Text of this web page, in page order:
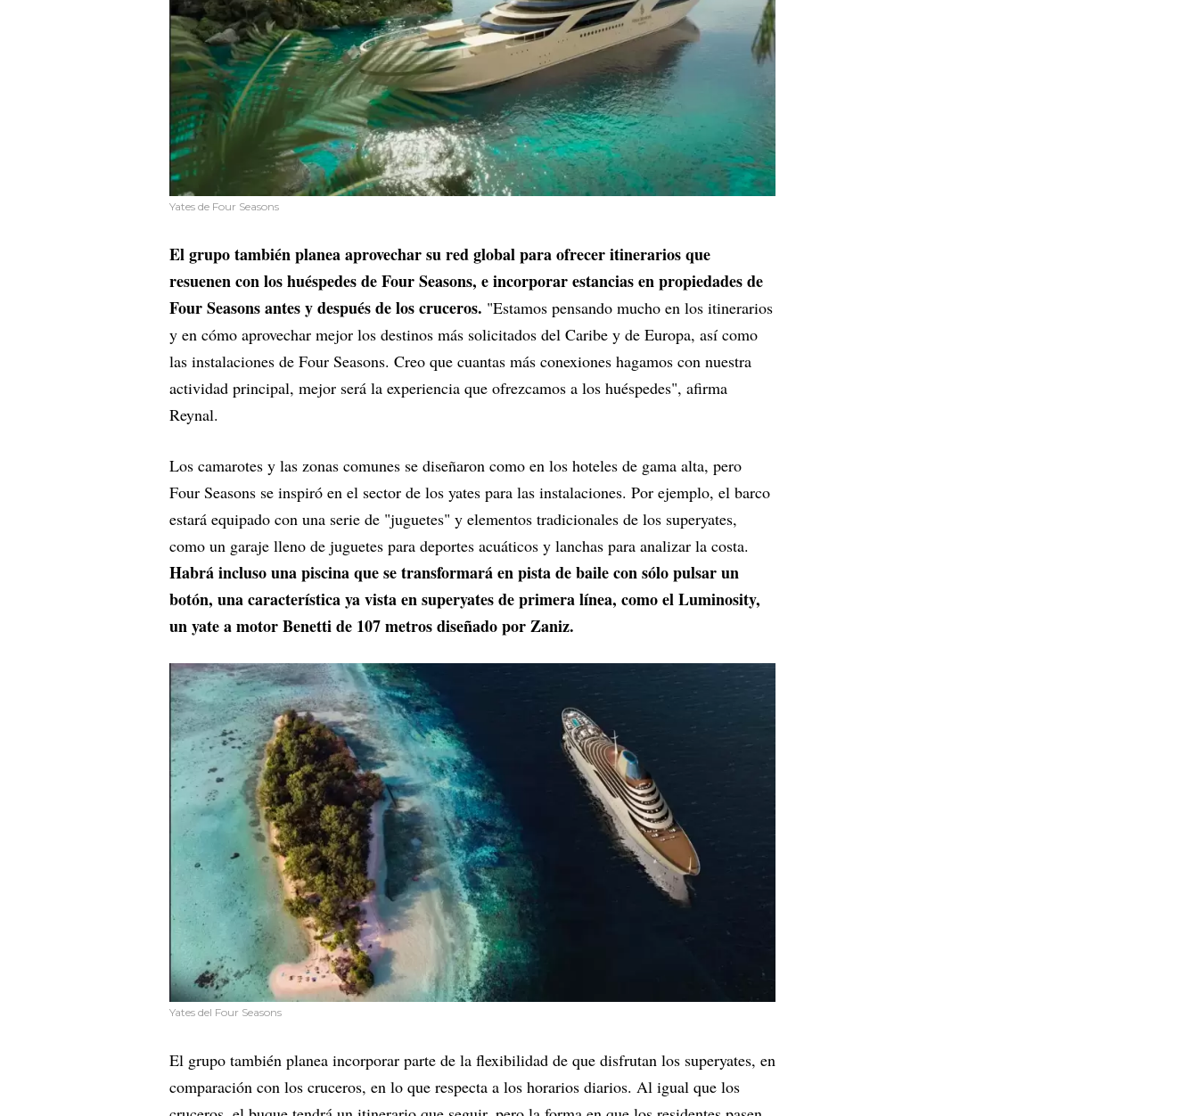
Yates de Four Seasons
El grupo también planea aprovechar su red global para ofrecer itinerarios que
resuenen con los huéspedes de Four Seasons, e incorporar estancias en propiedades de
Four Seasons antes y después de los cruceros. "Estamos pensando mucho en los itinerarios
y en cómo aprovechar mejor los destinos más solicitados del Caribe y de Europa, así como
las instalaciones de Four Seasons. Creo que cuantas más conexiones hagamos con nuestra
actividad principal, mejor será la experiencia que ofrezcamos a los huéspedes", afirma
Reynal.
Los camarotes y las zonas comunes se diseñaron como en los hoteles de gama alta, pero
Four Seasons se inspiró en el sector de los yates para las instalaciones. Por ejemplo, el barco
estará equipado con una serie de "juguetes" y elementos tradicionales de los superyates,
como un garaje lleno de juguetes para deportes acuáticos y lanchas para analizar la costa.
Habrá incluso una piscina que se transformará en pista de baile con sólo pulsar un
botón, una característica ya vista en superyates de primera línea, como el Luminosity,
un yate a motor Benetti de 107 metros diseñado por Zaniz.
Yates del Four Seasons
El grupo también planea incorporar parte de la flexibilidad de que disfrutan los superyates, en
comparación con los cruceros, en lo que respecta a los horarios diarios. Al igual que los